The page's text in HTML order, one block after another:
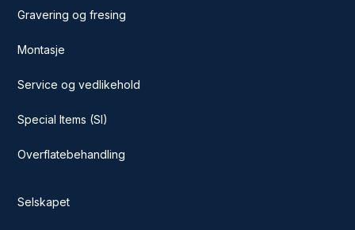
Gravering og fresing
Montasje
Service og vedlikehold
Special Items (SI)
Overflatebehandling
Selskapet